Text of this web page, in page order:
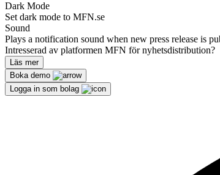
Dark Mode
Set dark mode to MFN.se
Sound
Plays a notification sound when new press release is
Intresserad av platformen MFN för nyhetsdistribution?
Läs mer
Boka demo
Logga in som bolag